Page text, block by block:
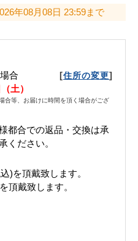
年08月08日 23:59まで
合 [住所の変更]
土）
合等、お届けに時間を頂く場合がござ
都合での返品・交換は承
ください。
)を頂戴致します。
頂戴致します。